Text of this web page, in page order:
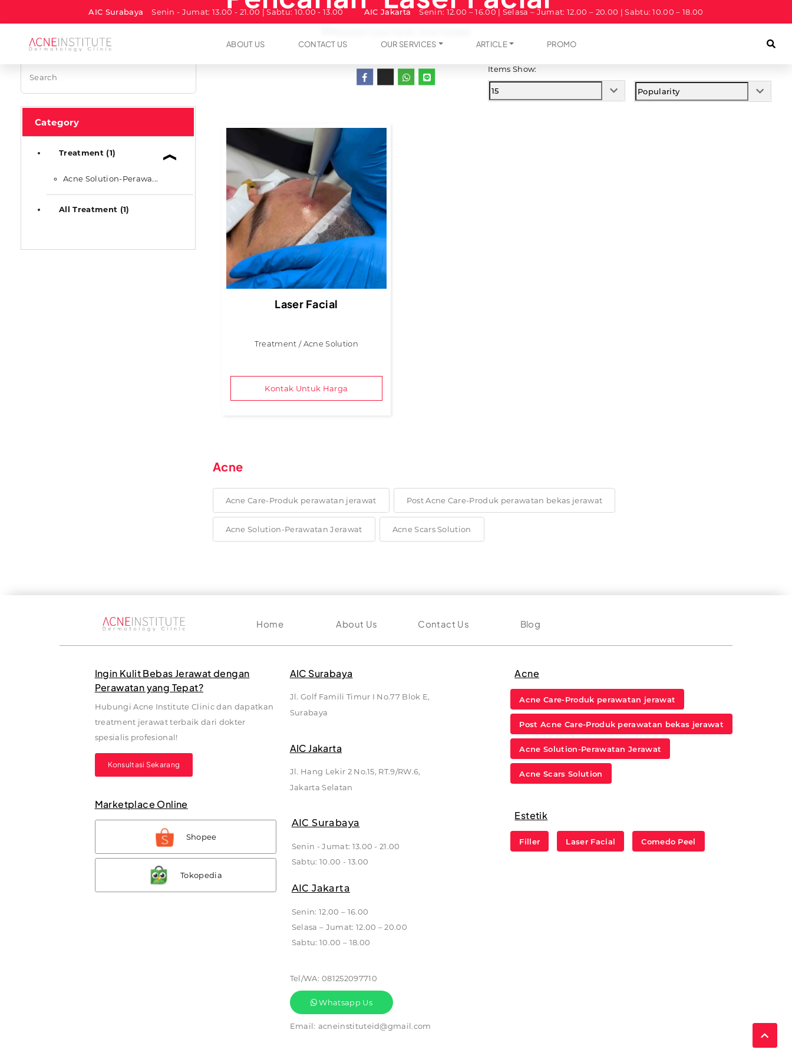
AIC Surabaya Senin - Jumat: 13.00 - 21.00 | Sabtu: 10.00 - 13.00 AIC Jakarta Senin: 12.00 – 16.00 | Selasa – Jumat: 12.00 – 20.00 | Sabtu: 10.00 – 18.00
ABOUT US CONTACT US OUR SERVICES ARTICLE PROMO
Category
Treatment (1)
Acne Solution-Perawa...
All Treatment (1)
Items Show:
Laser Facial
Treatment / Acne Solution
Kontak Untuk Harga
Acne
Acne Care-Produk perawatan jerawat Post Acne Care-Produk perawatan bekas jerawat
Acne Solution-Perawatan Jerawat Acne Scars Solution
Home About Us Contact Us Blog
Ingin Kulit Bebas Jerawat dengan
Perawatan yang Tepat?
Hubungi Acne Institute Clinic dan dapatkan
treatment jerawat terbaik dari dokter
spesialis profesional!
Konsultasi Sekarang
Marketplace Online
Shopee
Tokopedia
AIC Surabaya
Jl. Golf Famili Timur I No.77 Blok E,
Surabaya
AIC Jakarta
Jl. Hang Lekir 2 No.15, RT.9/RW.6,
Jakarta Selatan
AIC Surabaya
Senin - Jumat: 13.00 - 21.00
Sabtu: 10.00 - 13.00
AIC Jakarta
Senin: 12.00 – 16.00
Selasa – Jumat: 12.00 – 20.00
Sabtu: 10.00 – 18.00
Tel/WA: 081252097710
Whatsapp Us
Email: acneinstituteid@gmail.com
Acne
Acne Care-Produk perawatan jerawat
Post Acne Care-Produk perawatan bekas jerawat
Acne Solution-Perawatan Jerawat
Acne Scars Solution
Estetik
Filler Laser Facial Comedo Peel